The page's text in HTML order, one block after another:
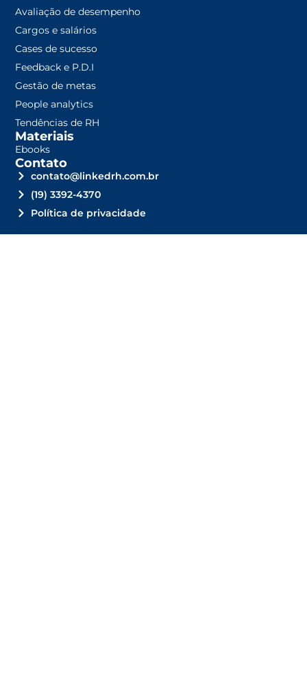
Avaliação de desempenho
Cargos e salários
Cases de sucesso
Feedback e P.D.I
Gestão de metas
People analytics
Tendências de RH
Materiais
Ebooks
Contato
contato@linkedrh.com.br
(19) 3392-4370
Política de privacidade